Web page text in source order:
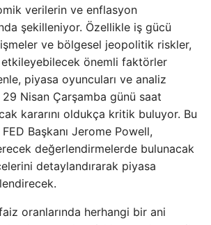
verilerin ve enflasyon
şekilleniyor. Özellikle iş gücü
ve bölgesel jeopolitik riskler,
etkileyebilecek önemli faktörler
piyasa oyuncuları ve analiz
29 Nisan Çarşamba günü saat
kararını oldukça kritik buluyor. Bu
Başkanı Jerome Powell,
değerlendirmelerde bulunacak
detaylandırarak piyasa
oranlarında herhangi bir ani